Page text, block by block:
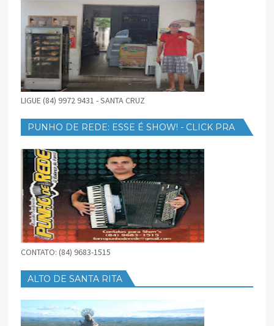
LIGUE (84) 9972 9431 - SANTA CRUZ
PUNHO DE REDE: ESSE É SHOW! - CLICK PRA
CONTATO: (84) 9683-1515
ALTO DE SANTA RITA